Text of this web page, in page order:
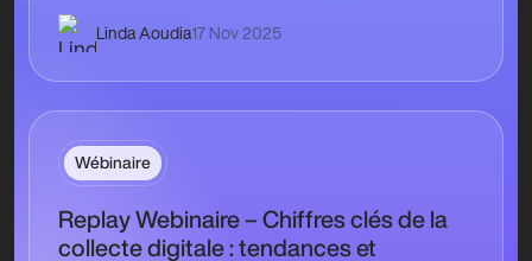
utiliser l’IA pour automatiser les étapes clés…
Linda Aoudia17 Nov 2025
Wébinaire
Replay Webinaire – Chiffres clés de la
collecte digitale : tendances et